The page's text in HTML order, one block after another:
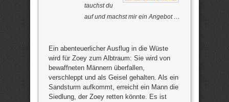
tauchst du
auf und machst mir ein Angebot …
Ein abenteuerlicher Ausflug in die Wüste
wird für Zoey zum Albtraum: Sie wird von
bewaffneten Männern überfallen,
verschleppt und als Geisel gehalten. Als ein
Sandsturm aufkommt, erreicht ein Mann die
Siedlung, der Zoey retten könnte. Es ist